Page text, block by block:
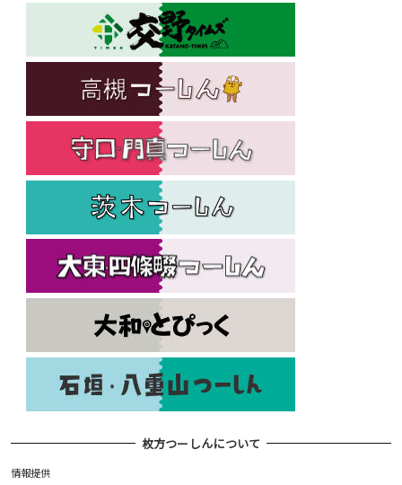
枚方つーしんについて
情報提供